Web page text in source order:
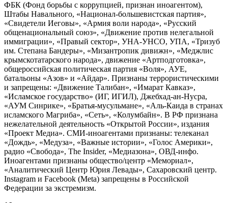
ФБК (Фонд борьбы с коррупцией, признан иноагентом),
Штабы Навального, «Национал-большевистская партия»,
«Свидетели Иеговы», «Армия воли народа», «Русский
общенациональный союз», «Движение против нелегальной
иммиграции», «Правый сектор», УНА-УНСО, УПА, «Тризуб
им. Степана Бандеры», «Мизантропик дивижн», «Меджлис
крымскотатарского народа», движение «Артподготовка»,
общероссийская политическая партия «Воля», АУЕ,
батальоны «Азов» и «Айдар». Признаны террористическими
и запрещены: «Движение Талибан», «Имарат Кавказ»,
«Исламское государство» (ИГ, ИГИЛ), Джебхад-ан-Нусра,
«АУМ Синрике», «Братья-мусульмане», «Аль-Каида в странах
исламского Магриба», «Сеть», «Колумбайн». В РФ признана
нежелательной деятельность «Открытой России», издания
«Проект Медиа». СМИ-иноагентами признаны: телеканал
«Дождь», «Медуза», «Важные истории», «Голос Америки»,
радио «Свобода», The Insider, «Медиазона», ОВД-инфо.
Иноагентами признаны общество/центр «Мемориал»,
«Аналитический Центр Юрия Левады», Сахаровский центр.
Instagram и Facebook (Metа) запрещены в Российской
Федерации за экстремизм.